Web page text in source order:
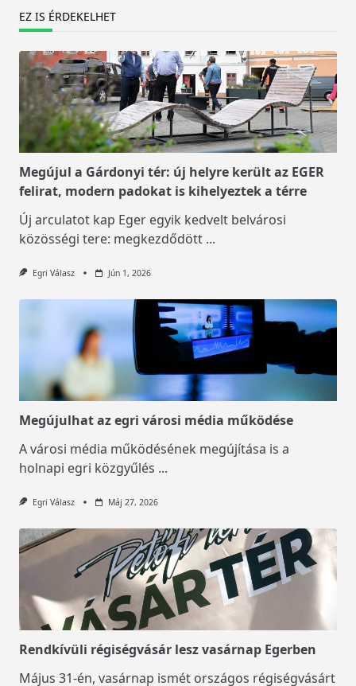
EZ IS ÉRDEKELHET
Megújul a Gárdonyi tér: új helyre került az EGER
felirat, modern padokat is kihelyeztek a térre
Új arculatot kap Eger egyik kedvelt belvárosi
közösségi tere: megkezdődött ...
Egri Válasz Jún 1, 2026
Megújulhat az egri városi média működése
A városi média működésének megújítása is a
holnapi egri közgyűlés ...
Egri Válasz Máj 27, 2026
Rendkívüli régiségvásár lesz vasárnap Egerben
Május 31-én, vasárnap ismét országos régiségvásárt